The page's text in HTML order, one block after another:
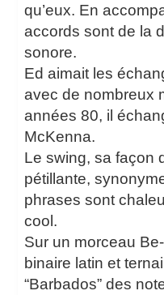
qu’eux. En
accords sont de la
sonore.
Ed aimait les
avec de nombreux
années 80, il
McKenna.
Le swing, sa façon
pétillante,
phrases sont
cool.
Sur un morceau
binaire latin et
“Barbados” des